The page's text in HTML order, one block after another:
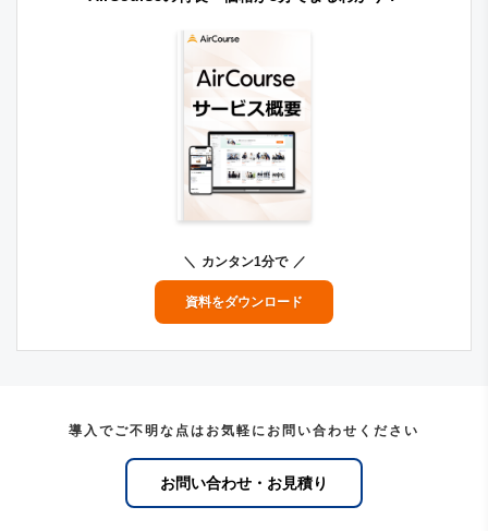
カンタン1分で
資料をダウンロード
導入でご不明な点はお気軽にお問い合わせください
お問い合わせ・お見積り